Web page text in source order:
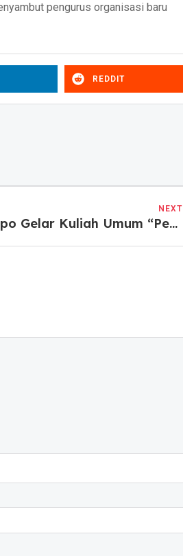
pengurus organisasi baru
REDDIT
NEXT
Politeknik Tempo Gelar Kuliah Umum “Personal Branding”